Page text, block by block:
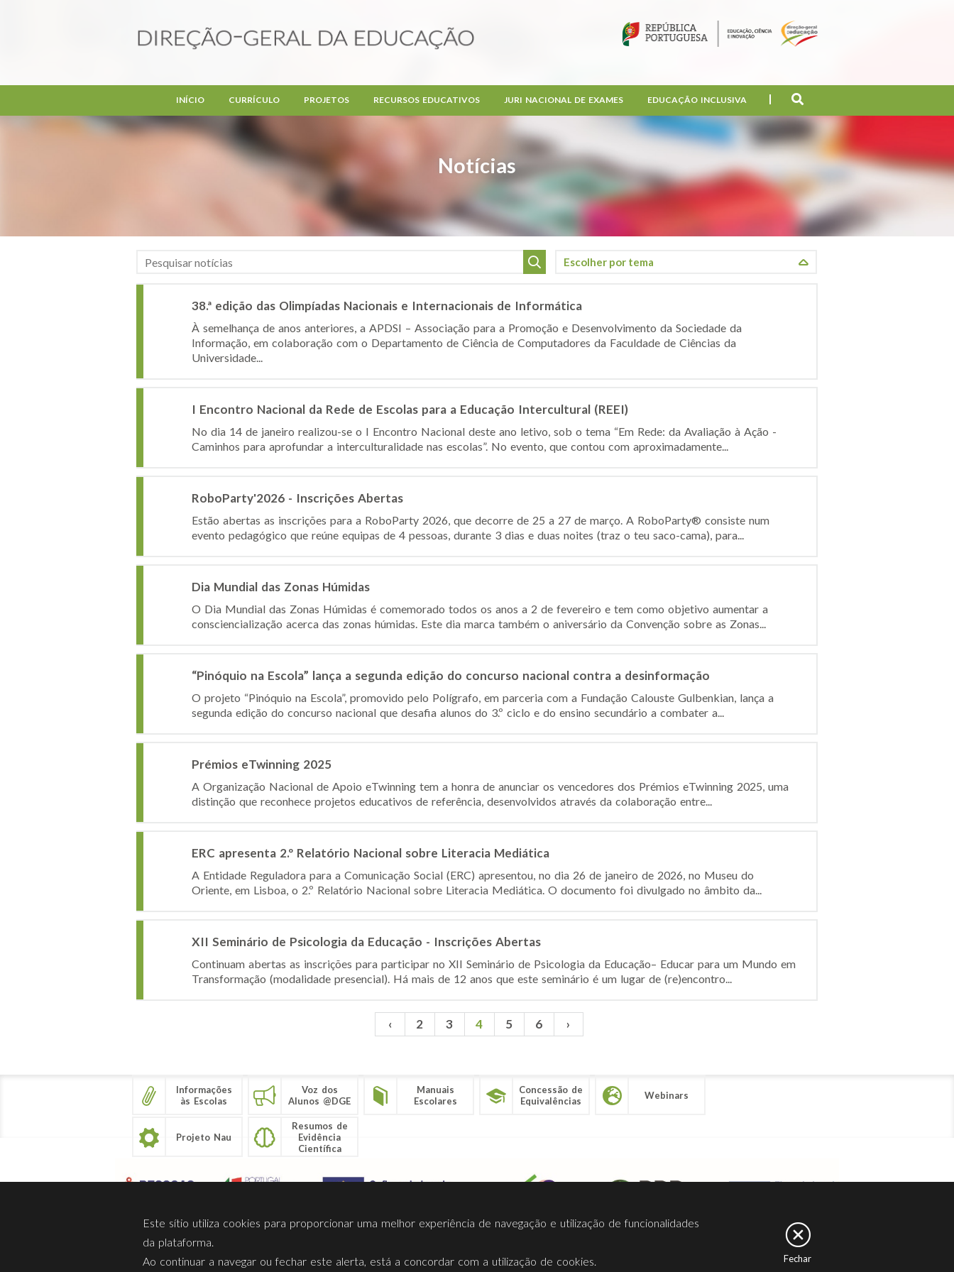
Notícias
INÍCIO CURRÍCULO PROJETOS RECURSOS EDUCATIVOS JURI NACIONAL DE EXAMES EDUCAÇÃO INCLUSIVA
38.ª edição das Olimpíadas Nacionais e Internacionais de Informática
À semelhança de anos anteriores, a APDSI – Associação para a Promoção e Desenvolvimento da Sociedade da
Informação, em colaboração com o Departamento de Ciência de Computadores da Faculdade de Ciências da
Universidade...
I Encontro Nacional da Rede de Escolas para a Educação Intercultural (REEI)
No dia 14 de janeiro realizou-se o I Encontro Nacional deste ano letivo, sob o tema “Em Rede: da Avaliação à Ação -
Caminhos para aprofundar a interculturalidade nas escolas”. No evento, que contou com aproximadamente...
RoboParty'2026 - Inscrições Abertas
Estão abertas as inscrições para a RoboParty 2026, que decorre de 25 a 27 de março. A RoboParty® consiste num
evento pedagógico que reúne equipas de 4 pessoas, durante 3 dias e duas noites (traz o teu saco-cama), para...
Dia Mundial das Zonas Húmidas
O Dia Mundial das Zonas Húmidas é comemorado todos os anos a 2 de fevereiro e tem como objetivo aumentar a
consciencialização acerca das zonas húmidas. Este dia marca também o aniversário da Convenção sobre as Zonas...
“Pinóquio na Escola” lança a segunda edição do concurso nacional contra a desinformação
O projeto “Pinóquio na Escola”, promovido pelo Polígrafo, em parceria com a Fundação Calouste Gulbenkian, lança a
segunda edição do concurso nacional que desafia alunos do 3.º ciclo e do ensino secundário a combater a...
Prémios eTwinning 2025
A Organização Nacional de Apoio eTwinning tem a honra de anunciar os vencedores dos Prémios eTwinning 2025, uma
distinção que reconhece projetos educativos de referência, desenvolvidos através da colaboração entre...
ERC apresenta 2.º Relatório Nacional sobre Literacia Mediática
A Entidade Reguladora para a Comunicação Social (ERC) apresentou, no dia 26 de janeiro de 2026, no Museu do
Oriente, em Lisboa, o 2.º Relatório Nacional sobre Literacia Mediática. O documento foi divulgado no âmbito da...
XII Seminário de Psicologia da Educação - Inscrições Abertas
Continuam abertas as inscrições para participar no XII Seminário de Psicologia da Educação– Educar para um Mundo em
Transformação (modalidade presencial). Há mais de 12 anos que este seminário é um lugar de (re)encontro...
‹ 2 3 4 5 6 ›
Informações
às Escolas
Voz dos
Alunos @DGE
Manuais
Escolares
Concessão de
Equivalências
Webinars
Projeto Nau
Resumos de
Evidência
Científica
Sobre Nós Privacidade Termos Utilização Contactos Ligações Facebook
Este sítio utiliza cookies para proporcionar uma melhor experiência de navegação e utilização de funcionalidades
da plataforma.
Ao continuar a navegar ou fechar este alerta, está a concordar com a utilização de cookies.
Fechar